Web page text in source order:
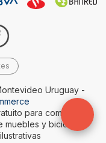
Uruguay -
para compras
muebles y bicicletas-